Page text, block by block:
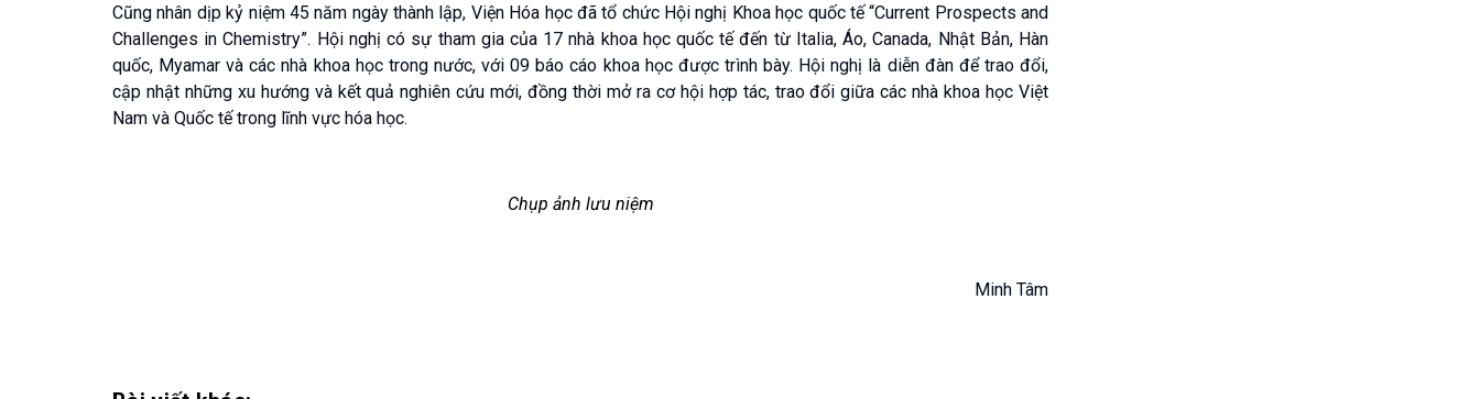
Cũng nhân dịp kỷ niệm 45 năm ngày thành lập, Viện Hóa học đã tổ chức Hội nghị Khoa học quốc tế “Current Prospects and
Challenges in Chemistry”. Hội nghị có sự tham gia của 17 nhà khoa học quốc tế đến từ Italia, Áo, Canada, Nhật Bản, Hàn
quốc, Myamar và các nhà khoa học trong nước, với 09 báo cáo khoa học được trình bày. Hội nghị là diễn đàn để trao đổi,
cập nhật những xu hướng và kết quả nghiên cứu mới, đồng thời mở ra cơ hội hợp tác, trao đổi giữa các nhà khoa học Việt
Nam và Quốc tế trong lĩnh vực hóa học.
Chụp ảnh lưu niệm
Minh Tâm